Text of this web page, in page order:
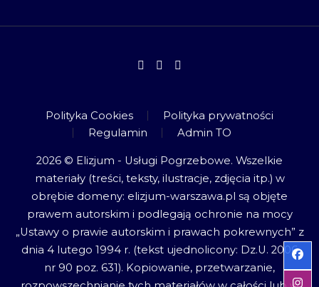
Polityka Cookies
Polityka prywatności
Regulamin
Admin TO
2026 © Elizjum - Usługi Pogrzebowe. Wszelkie
materiały (treści, teksty, ilustracje, zdjęcia itp.) w
obrębie domeny: elizjum-warszawa.pl są objęte
prawem autorskim i podlegają ochronie na mocy
„Ustawy o prawie autorskim i prawach pokrewnych” z
dnia 4 lutego 1994 r. (tekst ujednolicony: Dz.U. 2006
nr 90 poz. 631). Kopiowanie, przetwarzanie,